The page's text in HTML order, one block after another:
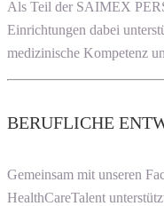
Als Teil der SAIMEX
Einrichtungen dabei
medizinische Kompetenz
BERUFLICHE
Gemeinsam mit unseren
HealthCareTalent